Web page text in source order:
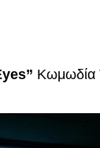
Κωμωδία